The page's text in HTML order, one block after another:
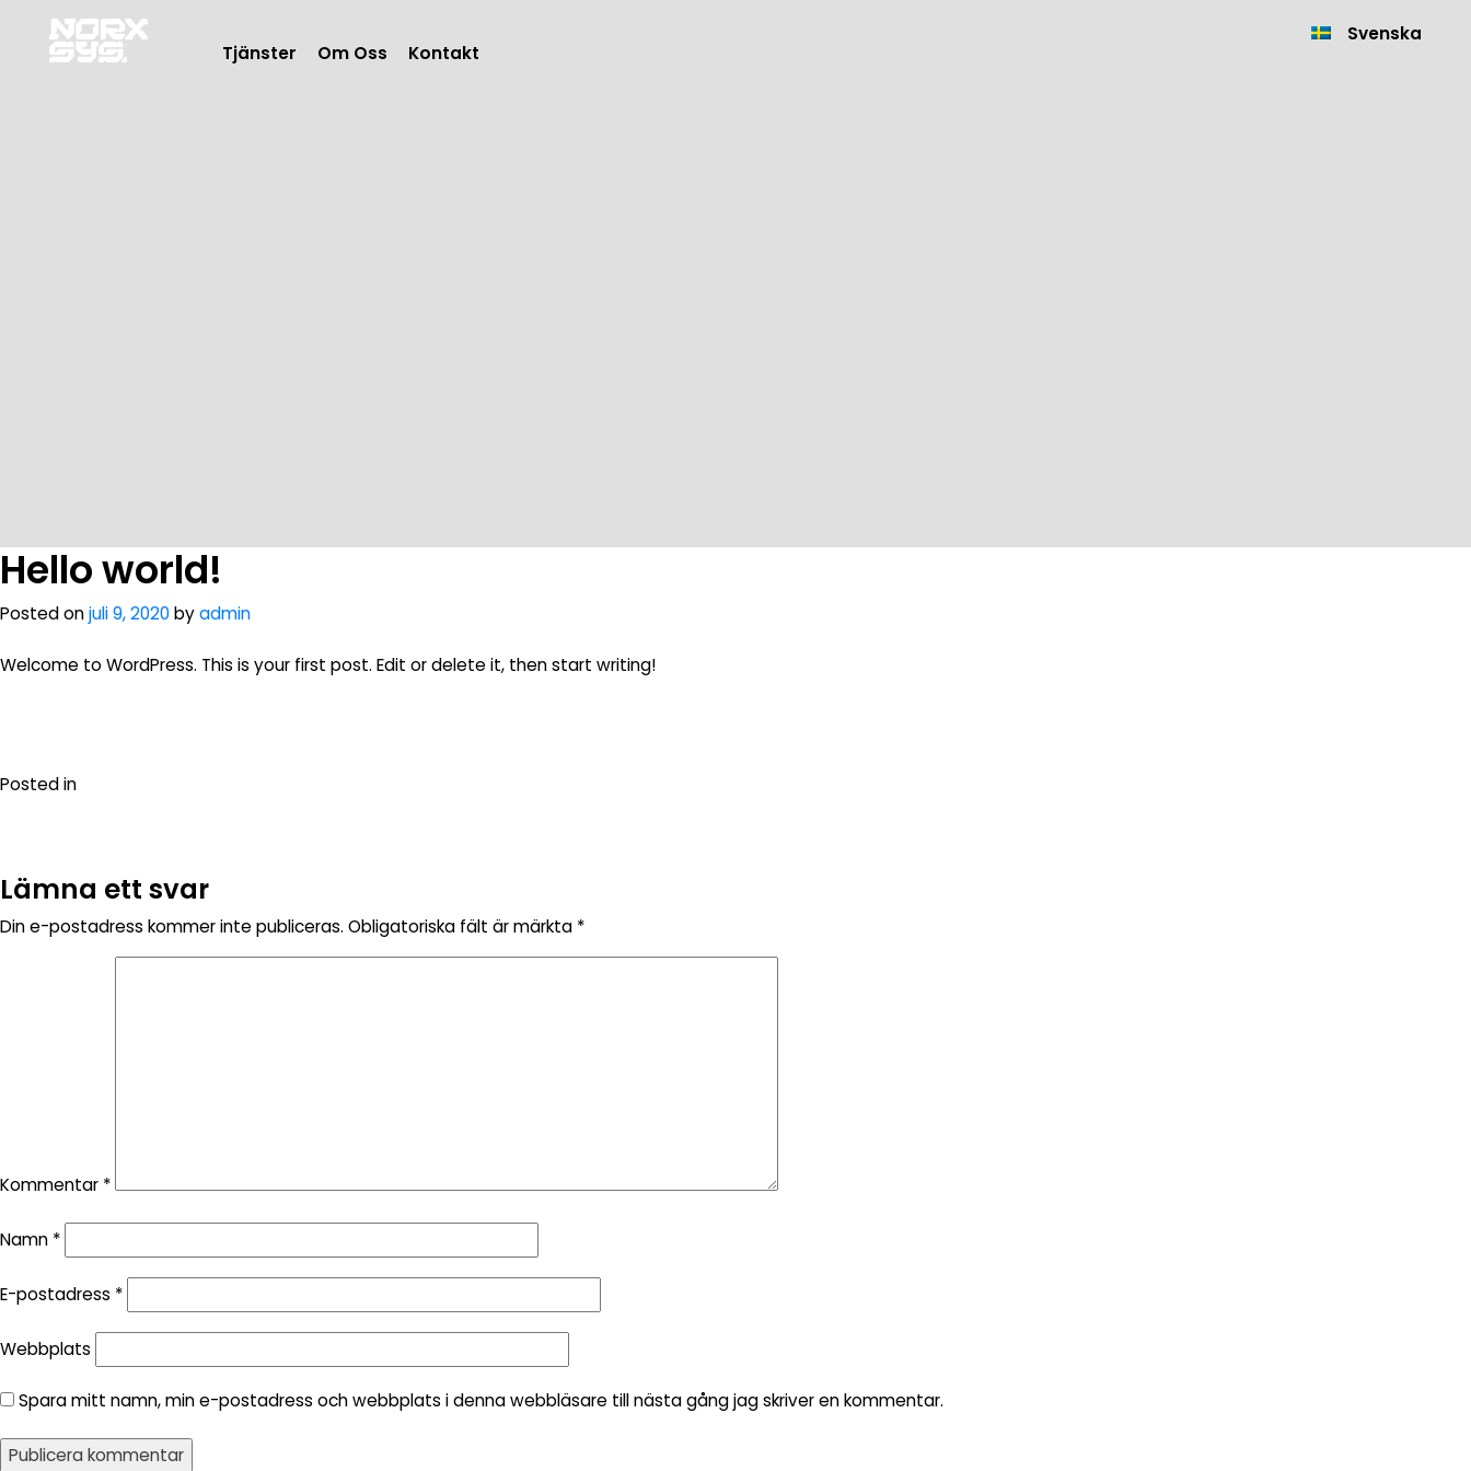
content
Tjänster Om Oss Kontakt
Svenska
Hello world!
Posted onjuli 9, 2020byadmin
Welcome to WordPress. This is your first post. Edit or delete it, then start writing!
Posted in
Lämna ett svar
Din e-postadress kommer inte publiceras. Obligatoriska fält är märkta *
Kommentar *
Namn *
E-postadress *
Webbplats
Spara mitt namn, min e-postadress och webbplats i denna webbläsare till nästa gång jag skriver en kommentar.